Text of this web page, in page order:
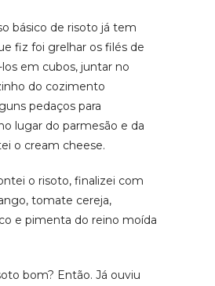
básico de risoto já tem
fiz foi grelhar os filés de
em cubos, juntar no
do cozimento
pedaços para
lugar do parmesão e da
o cream cheese.
o risoto, finalizei com
tomate cereja,
e pimenta do reino moída
bom? Então. Já ouviu